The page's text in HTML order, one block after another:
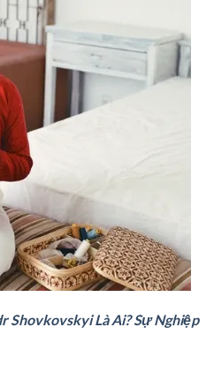
Shovkovskyi Là Ai? Sự Nghiệp